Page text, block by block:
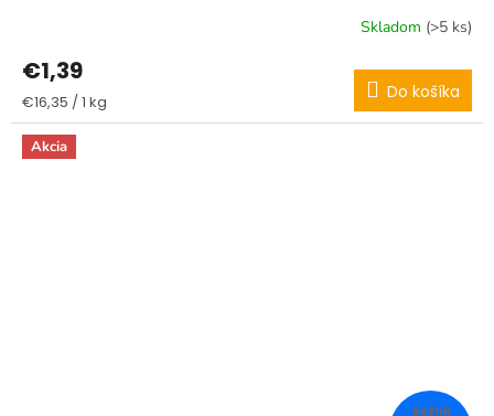
Skladom (>5 ks)
€1,39
Jednotková
cena:
€16,35 / 1 kg Do košíka
Akcia